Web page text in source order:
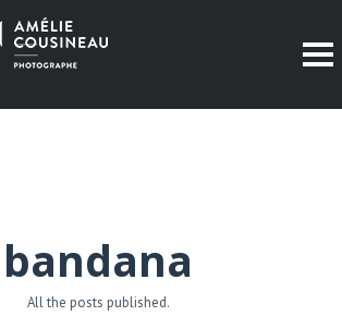
bandana
All the posts published.